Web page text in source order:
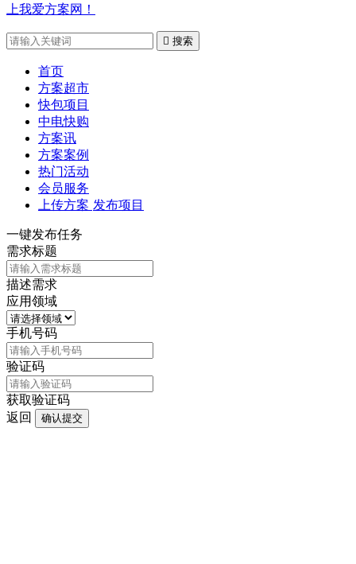
上我爱方案网！
 搜索
首页
方案超市
快包项目
中电快购
方案讯
方案案例
热门活动
会员服务
上传方案 发布项目
一键发布任务
需求标题
描述需求
应用领域
手机号码
验证码
获取验证码
返回
确认提交